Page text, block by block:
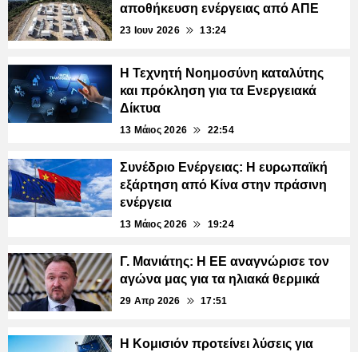
αποθήκευση ενέργειας από ΑΠΕ
23 Ιουν 2026 13:24
Η Τεχνητή Νοημοσύνη καταλύτης
και πρόκληση για τα Ενεργειακά
Δίκτυα
13 Μάιος 2026 22:54
Συνέδριο Ενέργειας: Η ευρωπαϊκή
εξάρτηση από Κίνα στην πράσινη
ενέργεια
13 Μάιος 2026 19:24
Γ. Μανιάτης: Η ΕΕ αναγνώρισε τον
αγώνα μας για τα ηλιακά θερμικά
29 Απρ 2026 17:51
Η Κομισιόν προτείνει λύσεις για